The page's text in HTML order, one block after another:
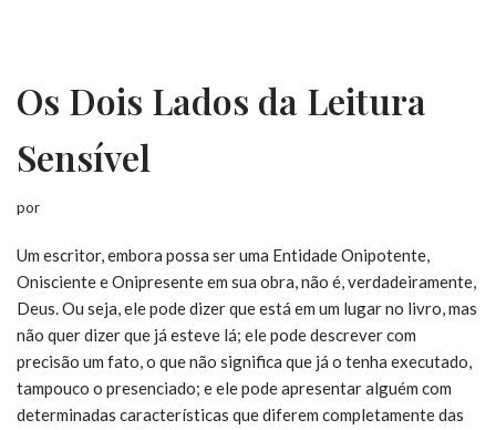
Os Dois Lados da Leitura
Sensível
por
Um escritor, embora possa ser uma Entidade Onipotente,
Onisciente e Onipresente em sua obra, não é, verdadeiramente,
Deus. Ou seja, ele pode dizer que está em um lugar no livro, mas
não quer dizer que já esteve lá; ele pode descrever com
precisão um fato, o que não significa que já o tenha executado,
tampouco o presenciado; e ele pode apresentar alguém com
determinadas características que diferem completamente das